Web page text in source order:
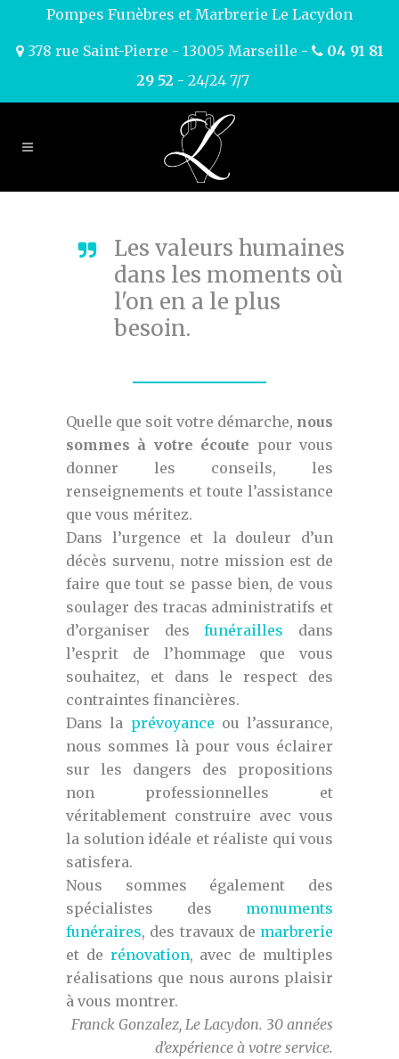
Pompes Funèbres et Marbrerie Le Lacydon
378 rue Saint-Pierre - 13005 Marseille -
04 91 81
29 52 - 24/24 7/7
Les valeurs humaines
dans les moments où
l'on en a le plus
besoin.
Quelle que soit votre démarche, nous
sommes à votre écoute pour vous
donner les conseils, les
renseignements et toute l’assistance
que vous méritez.
Dans l’urgence et la douleur d’un
décès survenu, notre mission est de
faire que tout se passe bien, de vous
soulager des tracas administratifs et
d’organiser desfunérailles dans
l’esprit de l’hommage que vous
souhaitez, et dans le respect des
contraintes financières.
Dans la prévoyance ou l’assurance,
nous sommes là pour vous éclairer
sur les dangers des propositions
non professionnelles et
véritablement construire avec vous
la solution idéale et réaliste qui vous
satisfera.
Nous sommes également des
spécialistes des monuments
funéraires, des travaux de marbrerie
et de rénovation, avec de multiples
réalisations que nous aurons plaisir
à vous montrer.
Franck Gonzalez, Le Lacydon. 30 années
d’expérience à votre service.